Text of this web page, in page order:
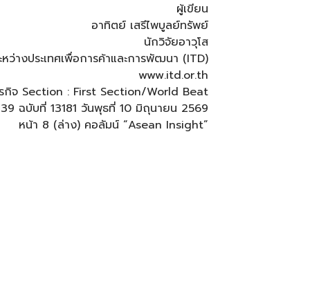
ผู้เขียน
อาทิตย์ เสรีไพบูลย์ทรัพย์
นักวิจัยอาวุโส
ว่างประเทศเพื่อการค้าและการพัฒนา (ITD)
www.itd.or.th
จ Section : First Section/World Beat
ฉบับที่ 13181 วันพุธที่ 10 มิถุนายน 2569
หน้า 8 (ล่าง) คอลัมน์ “Asean Insight”